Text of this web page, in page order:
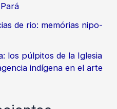
de rio: memórias nipo-
los púlpitos de la Iglesia
indígena en el arte